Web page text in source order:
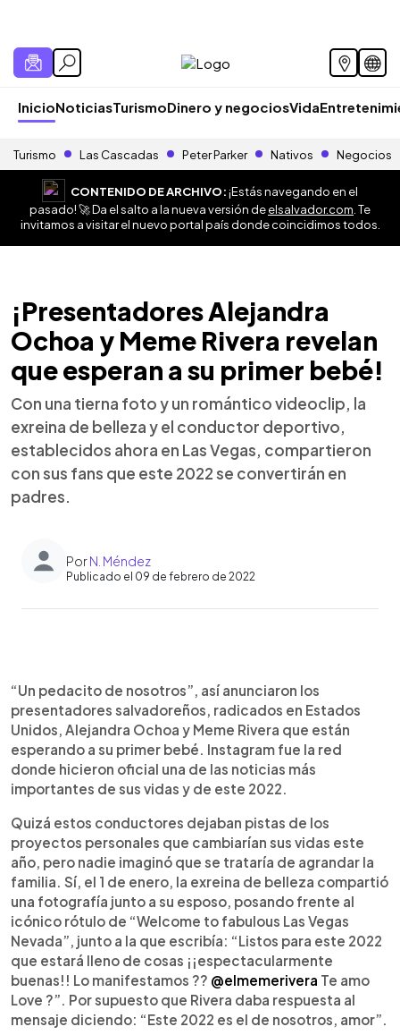
InicioNoticiasTurismoDinero y negociosVida
Turismo Las Cascadas Peter Parker Nativos Negocios
CONTENIDO DE ARCHIVO:¡Estás navegando en el
pasado! 🚀 Da el salto a la nueva versión deelsalvador.com . Te
invitamos a visitar el nuevo portal país donde coincidimos todos.
¡Presentadores Alejandra
Ochoa y Meme Rivera revelan
que esperan a su primer bebé!
Con una tierna foto y un romántico videoclip, la
exreina de belleza y el conductor deportivo,
establecidos ahora en Las Vegas, compartieron
con sus fans que este 2022 se convertirán en
padres.
PorN. Méndez
Publicado el 09 de febrero de 2022
► Escuchar artículo
“Un pedacito de nosotros”, así anunciaron los
presentadores salvadoreños, radicados en Estados
Unidos, Alejandra Ochoa y Meme Rivera que están
esperando a su primer bebé. Instagram fue la red
donde hicieron oficial una de las noticias más
importantes de sus vidas y de este 2022.
Quizá estos conductores dejaban pistas de los
proyectos personales que cambiarían sus vidas este
año, pero nadie imaginó que se trataría de agrandar la
familia. Sí, el 1 de enero, la exreina de belleza compartió
una fotografía junto a su esposo, posando frente al
icónico rótulo de “Welcome to fabulous Las Vegas
Nevada”, junto a la que escribía: “Listos para este 2022
que estará lleno de cosas ¡¡espectacularmente
buenas!! Lo manifestamos ?? @elmemerivera Te amo
Love ?”. Por supuesto que Rivera daba respuesta al
mensaje diciendo: “Este 2022 es el de nosotros, amor”.